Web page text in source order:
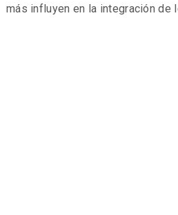
más influyen en la integración de